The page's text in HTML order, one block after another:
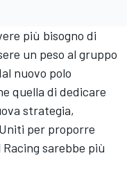
più bisogno di
un peso al gruppo
nuovo polo
quella di dedicare
strategia,
per proporre
sarebbe più